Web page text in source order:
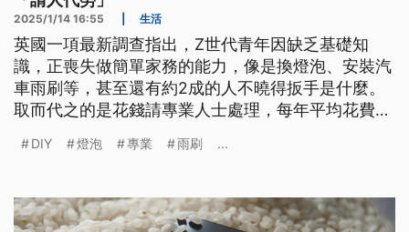
2025/1/14 16:55 生活
英國一項最新調查指出，Z世代青年因缺乏基礎知
識，正喪失做簡單家務的能力，像是換燈泡、安裝汽
車雨刷等，甚至還有約2成的人不曉得扳手是什麼。
取而代之的是花錢請專業人士處理，每年平均花費約
忙做事的世代」。
DIY 燈泡 專業 雨刷 ...